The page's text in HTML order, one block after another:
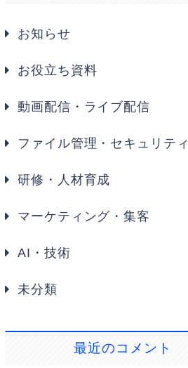
お知らせ
お役立ち資料
動画配信・ライブ配信
ファイル管理・セキュリティ
研修・人材育成
マーケティング・集客
AI・技術
未分類
最近のコメント